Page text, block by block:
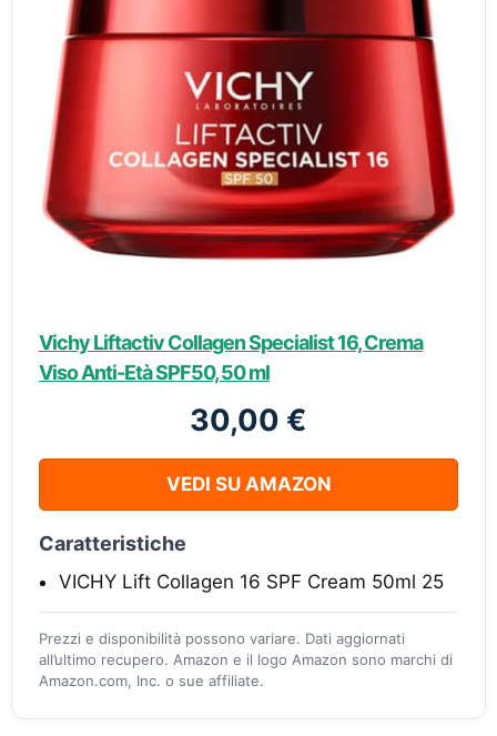
Vichy Liftactiv Collagen Specialist 16, Crema
Viso Anti-Età SPF50, 50 ml
30,00 €
VEDI SU AMAZON
Caratteristiche
VICHY Lift Collagen 16 SPF Cream 50ml 25
Prezzi e disponibilità possono variare. Dati aggiornati
all’ultimo recupero. Amazon e il logo Amazon sono marchi di
Amazon.com, Inc. o sue affiliate.